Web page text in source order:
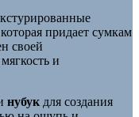
придает сумкам
своей
и
нубук для создания